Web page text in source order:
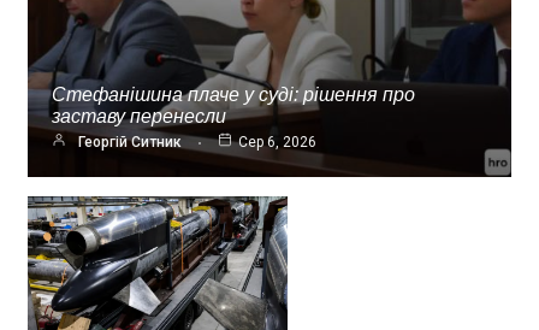
Стефанішина плаче у суді: рішення про
заставу перенесли
Георгій Ситник Сер 6, 2026